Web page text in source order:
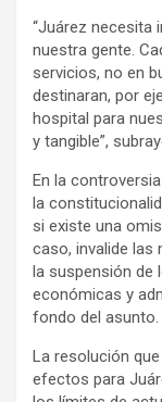
“Juárez necesita
nuestra gente.
servicios, no en
destinaran, por
hospital para
y tangible”,
En la
la
si existe una
caso, invalide las
la suspensión de
económicas y
fondo del asunto.
La resolución
efectos para